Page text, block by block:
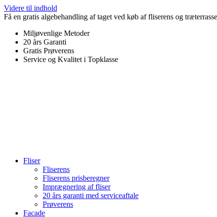
Videre til indhold
Få en gratis algebehandling af taget ved køb af fliserens og
Miljøvenlige Metoder
20 års Garanti
Gratis Prøverens
Service og Kvalitet i Topklasse
Fliser
Fliserens
Fliserens prisberegner
Imprægnering af fliser
20 års garanti med serviceaftale
Prøverens
Facade